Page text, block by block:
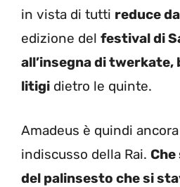
in vista di tutti reduce da
edizione del festival di
all’insegna di twerkate,
litigi dietro le quinte.
Amadeus è quindi
indiscusso della Rai.
del palinsesto che si